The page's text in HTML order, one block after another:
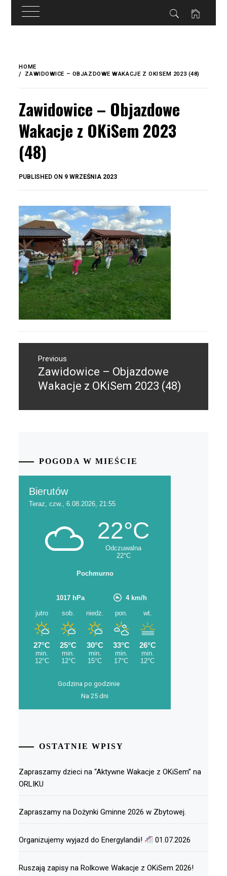
treści
content
HOME
ZAWIDOWICE – OBJAZDOWE WAKACJE Z OKISEM 2023 (48)
Zawidowice – Objazdowe
Wakacje z OKiSem 2023
(48)
PUBLISHED ON 9 WRZEŚNIA 2023
wpisuPrevious
Previous
post:
Zawidowice – Objazdowe
Wakacje z OKiSem 2023 (48)
POGODA W MIEŚCIE
Godzina po godzinie
Na 25 dni
OSTATNIE WPISY
Zapraszamy dzieci na “Aktywne Wakacje z OKiSem” na
ORLIKU
Zapraszamy na Dożynki Gminne 2026 w Zbytowej.
Organizujemy wyjazd do Energylandii! 01.07.2026
Ruszają zapisy na Rolkowe Wakacje z OKiSem 2026!